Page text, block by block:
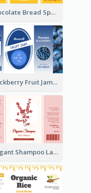
Chocolate Bread Spread Label
Blackberry Fruit Jam Label
Elegant Shampoo Label